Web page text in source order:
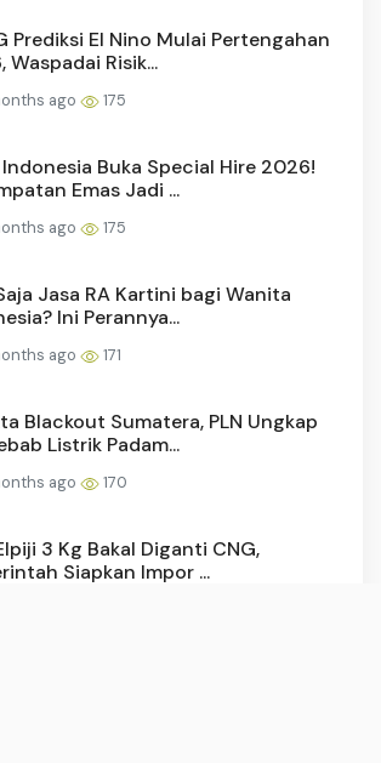
Prediksi El Nino Mulai Pertengahan
Waspadai Risik...
ago 175
Indonesia Buka Special Hire 2026!
Emas Jadi ...
ago 175
Jasa RA Kartini bagi Wanita
Ini Perannya...
ago 171
Blackout Sumatera, PLN Ungkap
Listrik Padam...
ago 170
3 Kg Bakal Diganti CNG,
Siapkan Impor ...